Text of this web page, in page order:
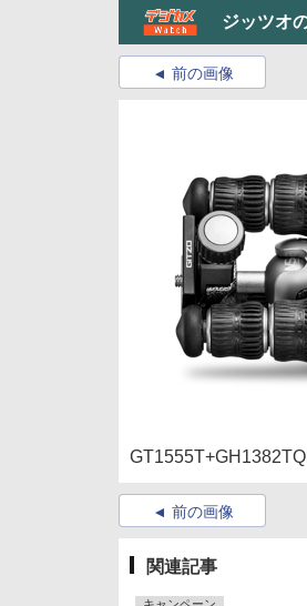
ジッツオ
前の画像
前の画像
関連記事